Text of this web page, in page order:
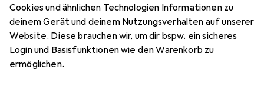
Cookies und ähnlichen Technologien Informationen zu
deinem Gerät und deinem Nutzungsverhalten auf unserer
Website. Diese brauchen wir, um dir bspw. ein sicheres
Login und Basisfunktionen wie den Warenkorb zu
ermöglichen.
K&MKopfhörerständer 16075 Beige
EUR
27,60